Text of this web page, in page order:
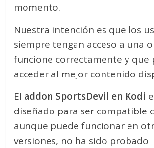
momento.
Nuestra intención es que los
siempre tengan acceso a una
funcione correctamente y que
acceder al mejor contenido
El addon SportsDevil en Kodi
diseñado para ser compatible
aunque puede funcionar en
versiones, no ha sido probado